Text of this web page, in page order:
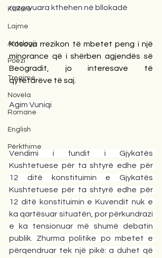
Kulturë
Lajme
Antologji
Poezi
Tregime
Novela
Romane
English
Përkthime
rezervuara kthehen në bllokadë
Kosova rrezikon të mbetet peng i një
minorance që i shërben agjendës së
Beogradit, jo interesave të
qytetarëve të saj.
Agim Vuniqi
Vendimi i fundit i Gjykatës
Kushtetuese për ta shtyrë edhe për
12 ditë konstituimin e Gjykatës
Kushtetuese për ta shtyrë edhe për
12 ditë konstituimin e Kuvendit nuk e
ka qartësuar situatën, por përkundrazi
e ka tensionuar më shumë debatin
publik. Zhurma politike po mbetet e
përqendruar tek një pikë: a duhet që